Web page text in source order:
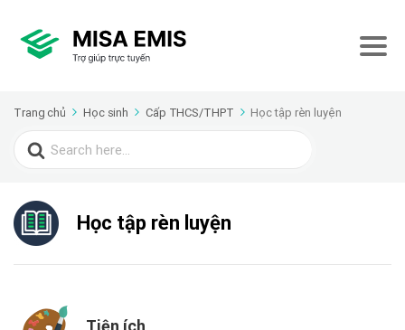
Trang chủ Học sinh Cấp THCS/THPT Học tập rèn luyện
Search
for:
Học tập rèn luyện
Tiện ích